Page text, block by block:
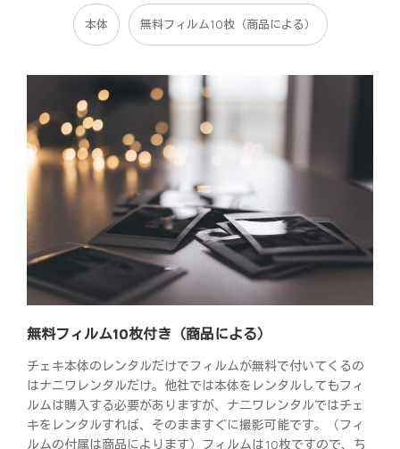
本体 無料フィルム10枚（商品による）
無料フィルム10枚付き（商品による）
チェキ本体のレンタルだけでフィルムが無料で付いてくるの
はナニワレンタルだけ。他社では本体をレンタルしてもフィ
ルムは購入する必要がありますが、ナニワレンタルではチェ
キをレンタルすれば、そのまますぐに撮影可能です。（フィ
ルムの付属は商品によります）フィルムは10枚ですので、ち